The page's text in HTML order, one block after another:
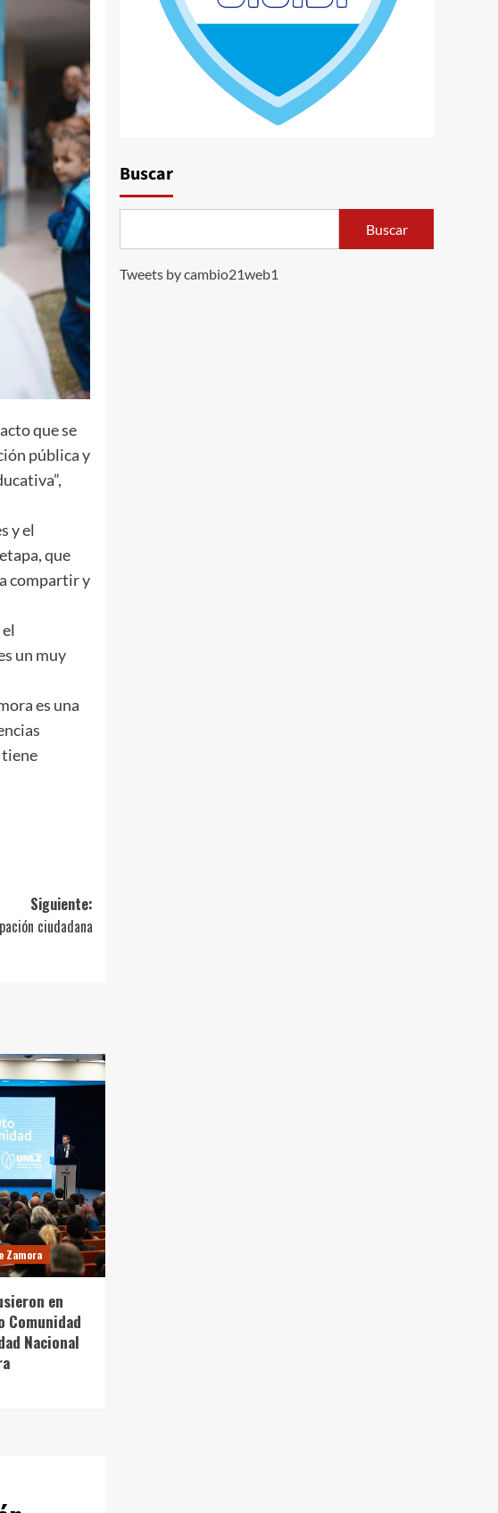
que se
pública y
y el
que
compartir y
un muy
es una
tiene
Siguiente:
ciudadana
Zamora
en
Nacional
Buscar
Buscar
Tweets by cambio21web1